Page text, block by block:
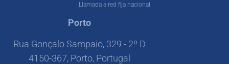
Llamada a red fija nacional
Porto
Rua Gonçalo Sampaio, 329 - 2º D
4150-367, Porto, Portugal